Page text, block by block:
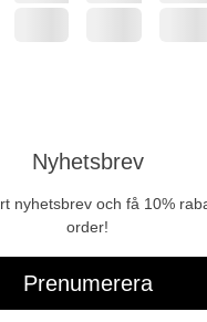
Nyhetsbrev
nyhetsbrev och få 10%
order!
Prenumerera